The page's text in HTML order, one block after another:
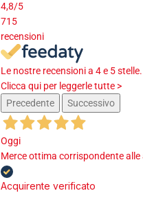
4,8/5
715
recensioni
Le nostre recensioni a 4 e 5 stelle.
Clicca qui per leggerle tutte >
Precedente
Successivo
Oggi
Merce ottima corrispondente
Acquirente verificato